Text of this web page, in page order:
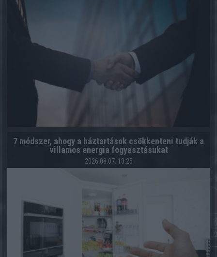
7 módszer, ahogy a háztartások csökkenteni tudják a
villamos energia fogyasztásukat
2026.08.07. 13:25